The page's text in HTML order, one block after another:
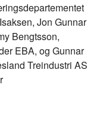
Jon Gunnar
Bengtsson,
EBA, og Gunnar
Treindustri AS